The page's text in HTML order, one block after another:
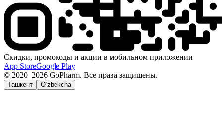
Скидки, промокоды и акции в мобильном приложении
App StoreGoogle Play
© 2020–2026 GoPharm. Все права защищены.
Ташкент O‘zbekcha